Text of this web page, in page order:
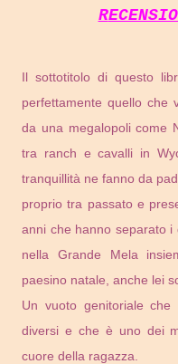
Il sottotitolo di questo
perfettamente quello che
da una megalopoli come
tra ranch e cavalli in
tranquillità ne fanno da
proprio tra passato e
anni che hanno separato
nella Grande Mela
paesino natale, anche lei
Un vuoto genitoriale
diversi e che è uno dei
cuore della ragazza.